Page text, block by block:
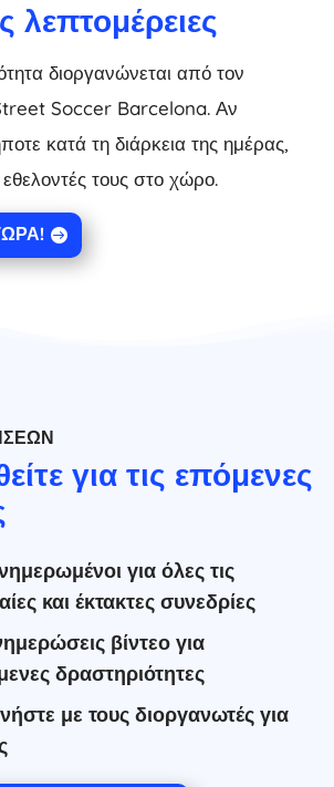
λεπτομέρειες
διοργανώνεται από τον
Soccer Barcelona. Αν
κατά τη διάρκεια της ημέρας,
τους στο χώρο.
για τις επόμενες
για όλες τις
και έκτακτες συνεδρίες
βίντεο για
δραστηριότητες
με τους διοργανωτές για